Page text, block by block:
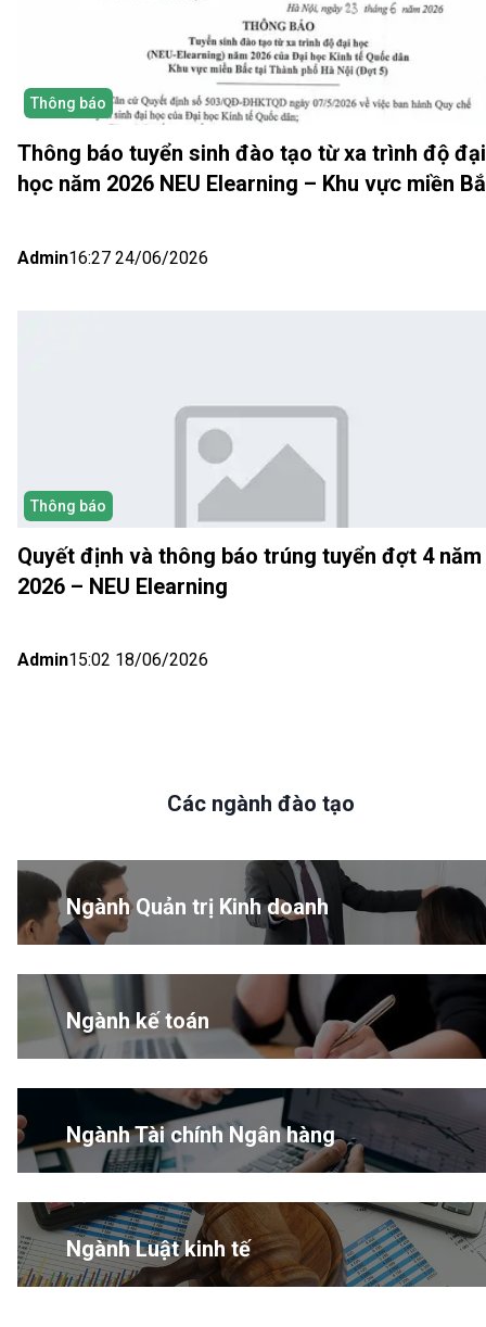
Thông báo
Thông báo tuyển sinh đào tạo từ xa trình độ đại
học năm 2026 NEU Elearning – Khu vực miền
Admin16:27 24/06/2026
Thông báo
Quyết định và thông báo trúng tuyển đợt 4 năm
2026 – NEU Elearning
Admin15:02 18/06/2026
Các ngành đào tạo
Ngành Quản trị Kinh doanh
Ngành kế toán
Ngành Tài chính Ngân hàng
Ngành Luật kinh tế